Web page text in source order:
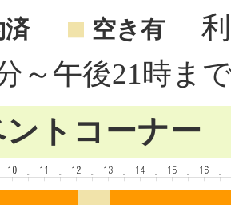
済 空き有
利
～午後21時ま
トコーナー